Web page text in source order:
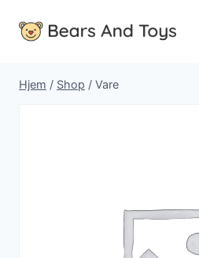
Hjem / Shop / Vare